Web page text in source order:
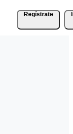
Regístrate